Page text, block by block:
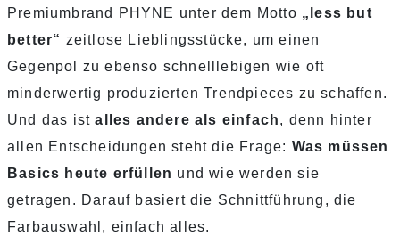
Premiumbrand PHYNE unter dem Motto „less but
better“ zeitlose Lieblingsstücke, um einen
Gegenpol zu ebenso schnelllebigen wie oft
minderwertig produzierten Trendpieces zu schaffen.
Und das istalles andere als einfach, denn hinter
allen Entscheidungen steht die Frage: Was müssen
Basics heute erfüllen und wie werden sie
getragen. Darauf basiert die Schnittführung, die
Farbauswahl, einfach alles.